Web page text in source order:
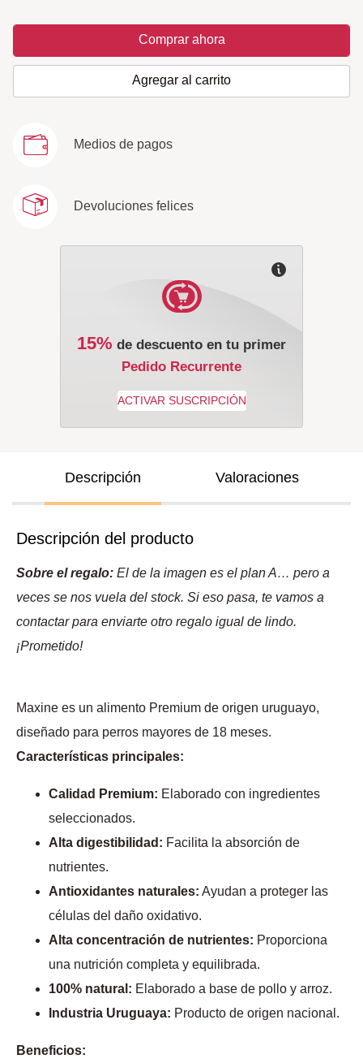
Comprar ahora
Agregar al carrito
Medios de pagos
Devoluciones felices
15% de descuento en tu primer
Pedido Recurrente
Descripción Valoraciones
Descripción del producto
Sobre el regalo: El de la imagen es el plan A… pero a
veces se nos vuela del stock. Si eso pasa, te vamos a
contactar para enviarte otro regalo igual de lindo.
¡Prometido!
Maxine es un alimento Premium de origen uruguayo,
diseñado para perros mayores de 18 meses.
Características principales:
Calidad Premium: Elaborado con ingredientes
seleccionados.
Alta digestibilidad: Facilita la absorción de
nutrientes.
Antioxidantes naturales: Ayudan a proteger las
células del daño oxidativo.
Alta concentración de nutrientes: Proporciona
una nutrición completa y equilibrada.
100% natural: Elaborado a base de pollo y arroz.
Industria Uruguaya: Producto de origen nacional.
Beneficios: